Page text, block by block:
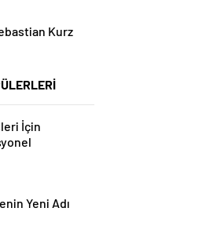
Kurz
İçin
Yeni Adı